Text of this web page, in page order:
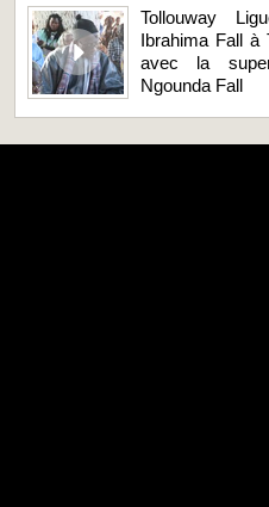
Tollouway
Ibrahima Fall à
avec la
Ngounda Fall